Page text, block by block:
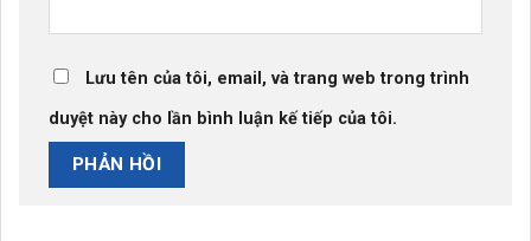
Lưu tên của tôi, email, và trang web trong trình
duyệt này cho lần bình luận kế tiếp của tôi.